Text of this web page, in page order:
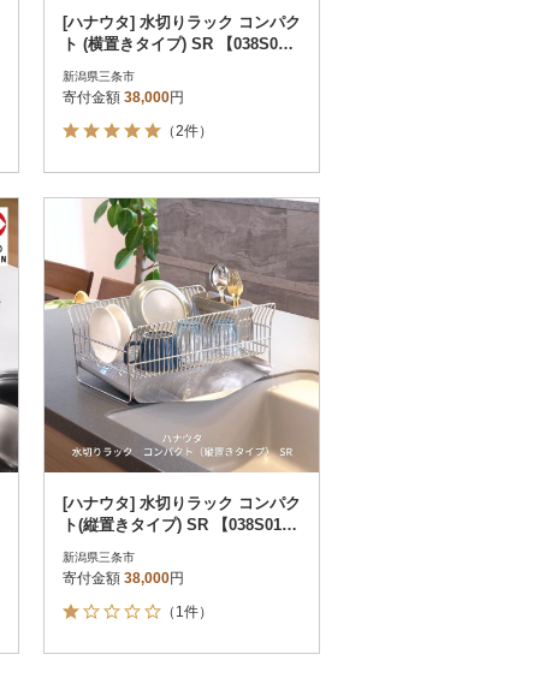
[ハナウタ] 水切りラック コンパク
ト (横置きタイプ) SR 【038S01
新潟県三条市
寄付金額 38,000円
（2件）
[ハナウタ] 水切りラック コンパク
ト(縦置きタイプ) SR 【038S01
新潟県三条市
寄付金額 38,000円
（1件）